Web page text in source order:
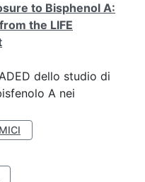
to Bisphenol A:
the LIFE
dello studio di
A nei